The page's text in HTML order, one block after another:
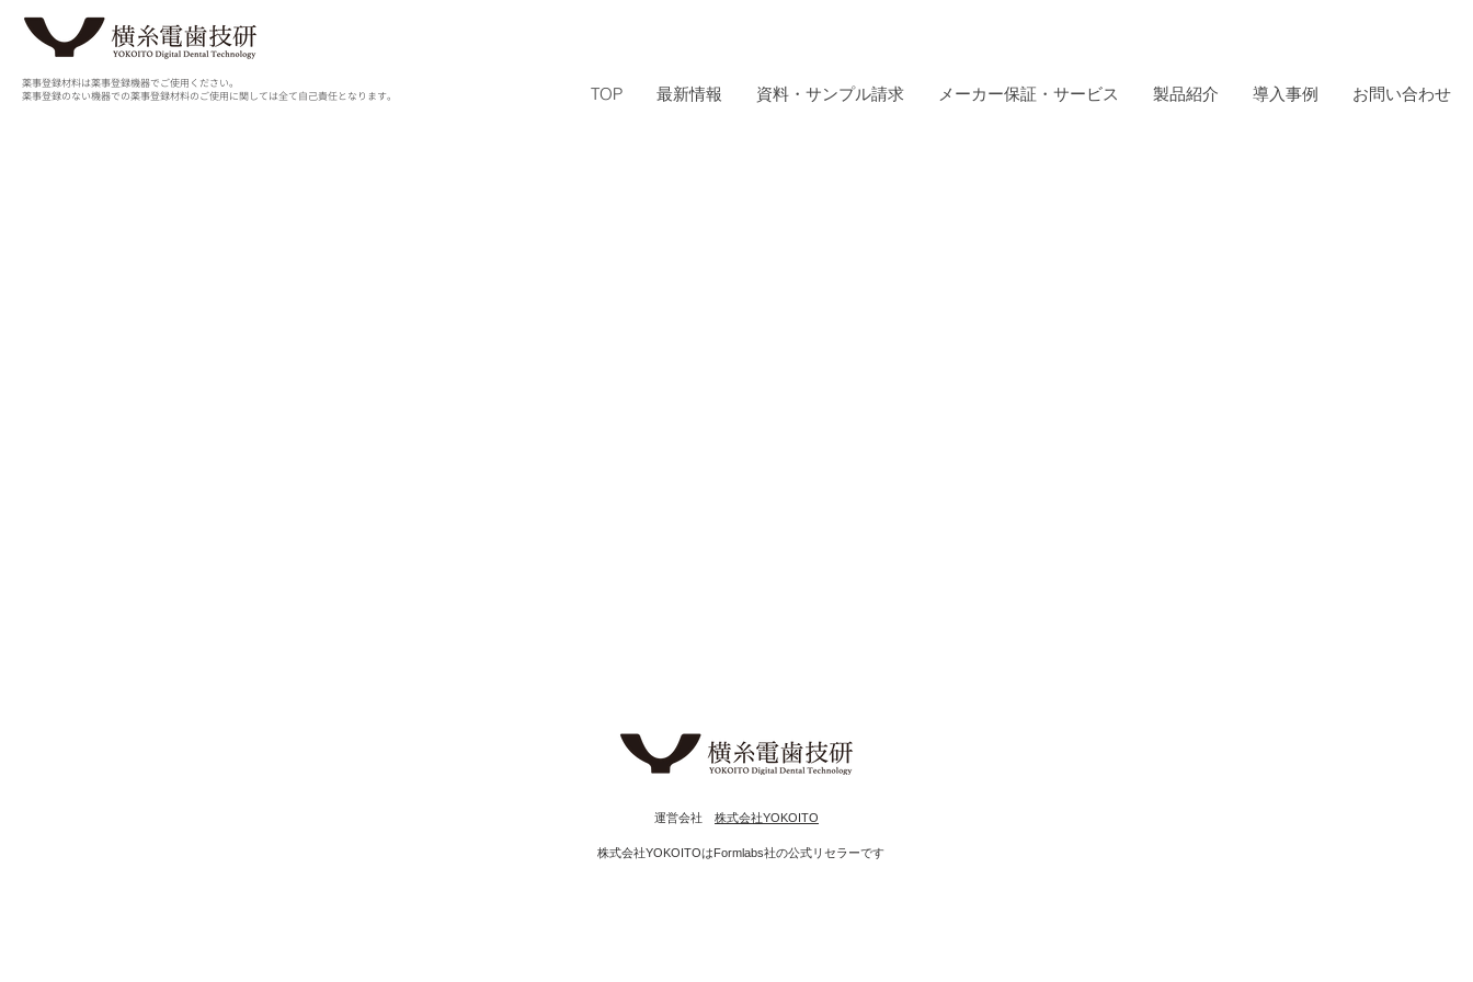
薬事登録材料は薬事登録機器でご使用ください。
薬事登録のない機器での薬事登録材料のご使用に関しては全て自己責任となります。
TOP 最新情報 資料・サンプル請求 メーカー保証・サービス 製品紹介 導入事例 お問い合わせ
​運営会社 株式会社YOKOITO
株式会社YOKOITOはFormlabs社の公式リセラーです